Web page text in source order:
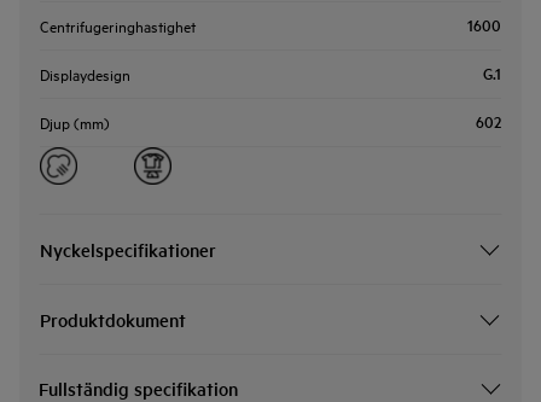
Centrifugeringhastighet 1600
Displaydesign G.1
Djup (mm) 602
Nyckelspecifikationer
Produktdokument
Fullständig specifikation